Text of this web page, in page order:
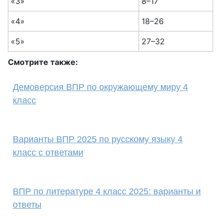
«4» 18–26
«5» 27–32
Смотрите также:
Демоверсия ВПР по окружающему миру 4
класс
Варианты ВПР 2025 по русскому языку 4
класс с ответами
ВПР по литературе 4 класс 2025: варианты и
ответы